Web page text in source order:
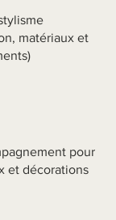
matériaux et
pour
et décorations